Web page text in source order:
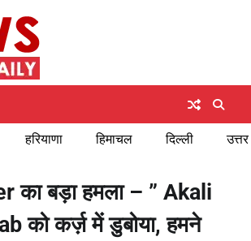
हरियाणा हिमाचल दिल्ली
का बड़ा हमला – ” Akali
को कर्ज़ में डुबोया, हमने